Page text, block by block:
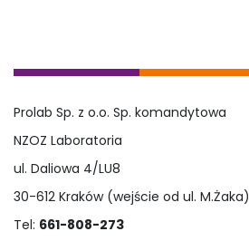
Prolab Sp. z o.o. Sp. komandytowa
NZOZ Laboratoria
ul. Daliowa 4/LU8
30-612 Kraków (wejście od ul. M.Żaka)
Tel: 661-808-273